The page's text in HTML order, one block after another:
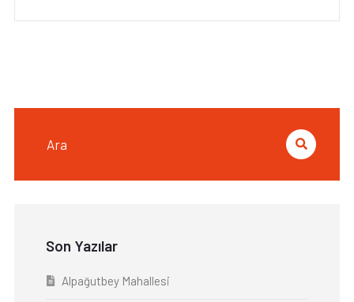
Son Yazılar
Alpağutbey Mahallesi